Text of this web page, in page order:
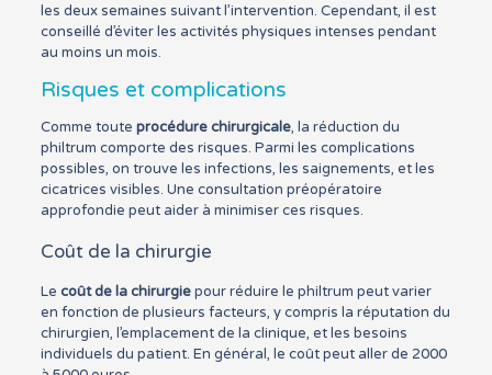
les deux semaines suivant l’intervention. Cependant, il est
conseillé d’éviter les activités physiques intenses pendant
au moins un mois.
Risques et complications
Comme toute procédure chirurgicale, la réduction du
philtrum comporte des risques. Parmi les complications
possibles, on trouve les infections, les saignements, et les
cicatrices visibles. Une consultation préopératoire
approfondie peut aider à minimiser ces risques.
Coût de la chirurgie
Le coût de la chirurgiepour réduire le philtrum peut varier
en fonction de plusieurs facteurs, y compris la réputation du
chirurgien, l’emplacement de la clinique, et les besoins
individuels du patient. En général, le coût peut aller de 2000